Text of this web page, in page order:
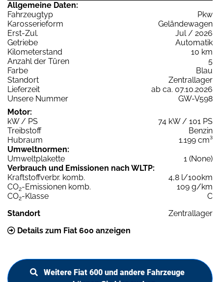
Allgemeine Daten:
Fahrzeugtyp
Pkw
Karosserieform
Geländewagen
Erst-Zul.
Jul / 2026
Getriebe
Automatik
Kilometerstand
10 km
Anzahl der Türen
5
Farbe
Blau
Standort
Zentrallager
Lieferzeit
ab ca. 07.10.2026
Unsere Nummer
GW-V598
Motor:
kW / PS
74 kW / 101 PS
Treibstoff
Benzin
Hubraum
1.199 cm³
Umweltnormen:
Umweltplakette
1 (None)
Verbrauch und Emissionen nach WLTP:
Kraftstoffverbr. komb.
4,8 l/100km
CO2-Emissionen komb.
109 g/km
CO2-Klasse
C
Standort
Zentrallager
Details zum Fiat 600 anzeigen
Weitere Fiat 600 und andere Fahrzeuge